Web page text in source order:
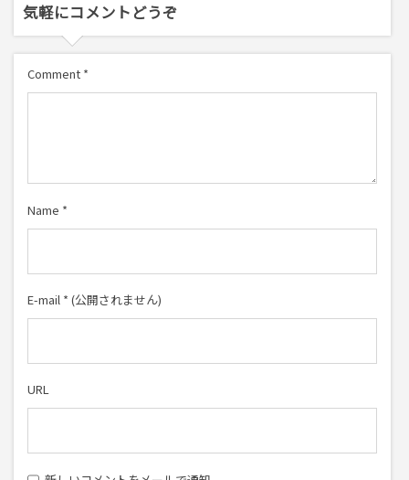
気軽にコメントどうぞ
Comment *
Name *
E-mail * (公開されません)
URL